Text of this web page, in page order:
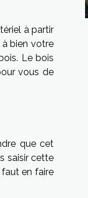
à partir
bien votre
Le bois
vous de
que cet
saisir cette
en faire